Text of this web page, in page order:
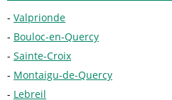
Valprionde
Bouloc-en-Quercy
Sainte-Croix
Montaigu-de-Quercy
Lebreil